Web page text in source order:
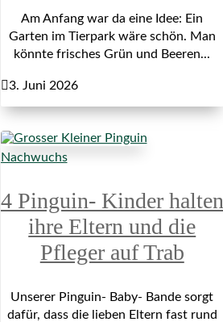
Am Anfang war da eine Idee: Ein
Garten im Tierpark wäre schön. Man
könnte frisches Grün und Beeren...
3. Juni 2026
Nachwuchs
4 Pinguin- Kinder halten
ihre Eltern und die
Pfleger auf Trab
Unserer Pinguin- Baby- Bande sorgt
dafür, dass die lieben Eltern fast rund